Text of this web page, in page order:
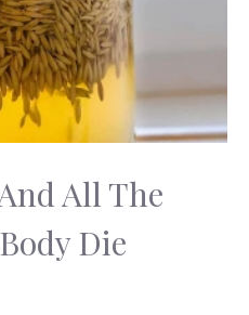
All The
Die